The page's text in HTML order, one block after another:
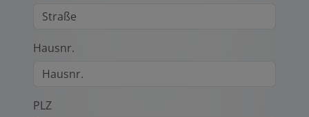
Hausnr.
PLZ